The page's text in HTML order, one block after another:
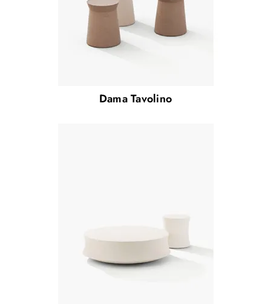
Dama Tavolino